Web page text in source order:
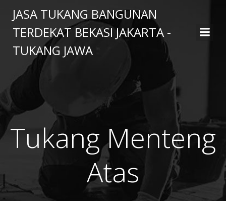
to
content
JASA TUKANG BANGUNAN
TERDEKAT BEKASI JAKARTA -
TUKANG JAWA
Tukang Menteng
Atas